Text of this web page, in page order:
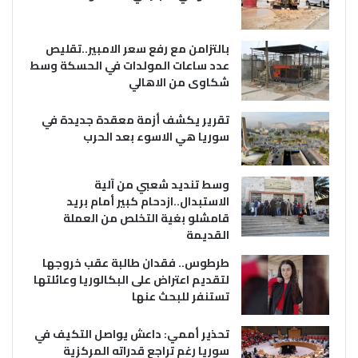
بالتزامن مع رفع سعر الامبير..تقليص
عدد ساعات المولدات في الحسكة وسط
شكاوى من الاهالي
تقرير يكشف أزمة معقدة جديدة في
سوريا هي الاسوء بعد الحرب
وسط تنديد شعبي من آلية
الاستبدال..ازدحام كبير أمام بريد
قامشلو بغية التخلص من العملة
القديمة
طرطوس.. فقدان طالبة عقب خروجها
لتقديم اعتراض على البكالوريا وعائلتها
تستنفر للبحث عنها
تحذير أممي: داعش يواصل التكيف في
سوريا رغم تراجع قدراته المركزية